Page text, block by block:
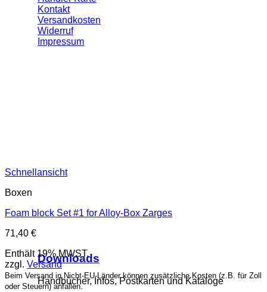
Kontakt
Versandkosten
Widerruf
Impressum
Downloads
Handbücher, Infos, Postkarten und Kataloge
Schnellansicht
Boxen
Foam block Set #1 for Alloy-Box Zarges
71,40 €
Enthält 19% MWST.
zzgl. Versand
Beim Versand in Nicht-EU-Länder können zusätzliche Kosten (z.B. für Zoll
oder Steuern) anfallen.